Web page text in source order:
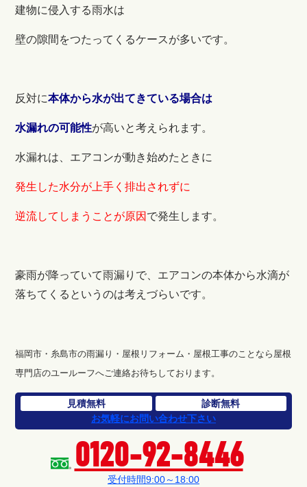
建物に侵入する雨水は
壁の隙間をつたってくるケースが多いです。
反対に本体から水が出てきている場合は
水漏れの可能性が高いと考えられます。
水漏れは、エアコンが動き始めたときに
発生した水分が上手く排出されずに
逆流してしまうことが原因 で発生します。
豪雨が降っていて雨漏りで、エアコンの本体から水滴が
落ちてくるというのは考えづらいです。
福岡市・糸島市の雨漏り・屋根リフォーム・屋根工事のことなら屋根
専門店のユールーフへご連絡お待ちしております。
見積無料
診断無料
お気軽にお問い合わせ下さい
0120-92-8446
受付時間9:00～18:00